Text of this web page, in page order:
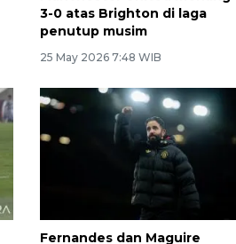
3-0 atas Brighton di laga
penutup musim
25 May 2026 7:48 WIB
Fernandes dan Maguire